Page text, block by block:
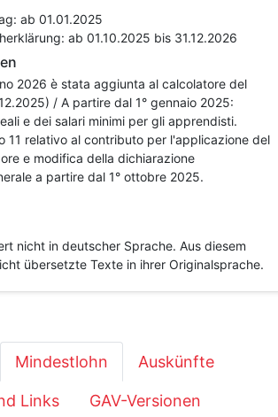
ab 01.01.2025
ab 01.10.2025 bis 31.12.2026
2026 è stata aggiunta al calcolatore del
/ A partire dal 1° gennaio 2025:
e dei salari minimi per gli apprendisti.
11 relativo al contributo per l'applicazione del
e modifica della dichiarazione
a partire dal 1° ottobre 2025.
nicht in deutscher Sprache. Aus diesem
übersetzte Texte in ihrer Originalsprache.
Mindestlohn Auskünfte
Links GAV-Versionen